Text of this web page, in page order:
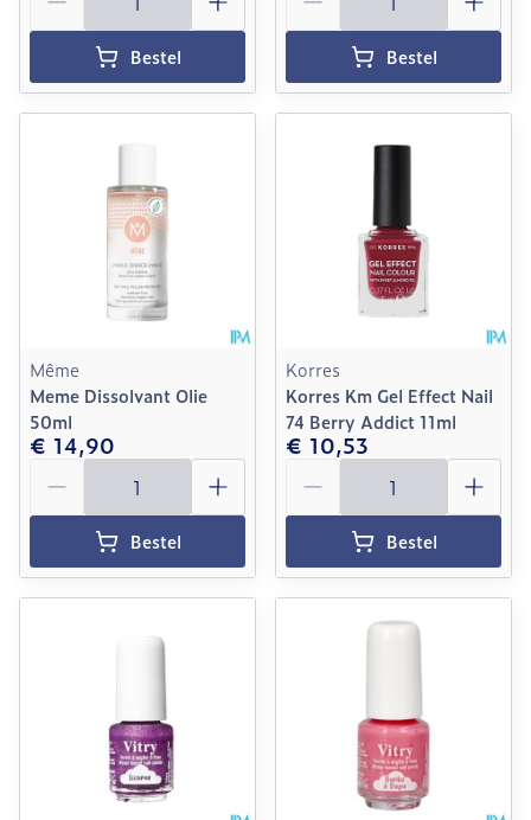
Bestel Bestel
Même
Meme Dissolvant Olie
50ml
€ 14,90
Aantal
Bestel
Korres
Korres Km Gel Effect Nail
74 Berry Addict 11ml
€ 10,53
Aantal
Bestel